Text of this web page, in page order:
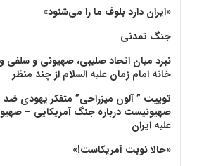
«ایران دارد بلوف ما را می‌شنود»
جنگ تمدنی
نبرد میان اتحاد صلیبی، صهیونی و سلفی
خانه امام زمان علیه السلام از چند منظر
توییت ” آلون میزراحی” متفکر یهودی ضد
صهیونیست درباره جنگ آمریکایی –
علیه ایران
«حالا نوبت آمریکاست!»